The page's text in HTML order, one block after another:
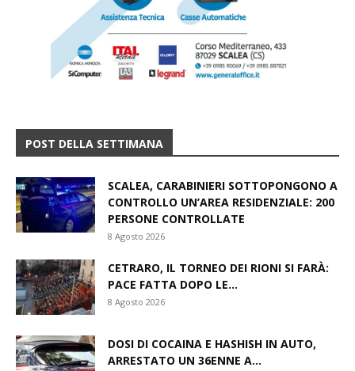
POST DELLA SETTIMANA
SCALEA, CARABINIERI SOTTOPONGONO A
CONTROLLO UN’AREA RESIDENZIALE: 200
PERSONE CONTROLLATE
8 Agosto 2026
CETRARO, IL TORNEO DEI RIONI SI FARÀ:
PACE FATTA DOPO LE...
8 Agosto 2026
DOSI DI COCAINA E HASHISH IN AUTO,
ARRESTATO UN 36ENNE A...